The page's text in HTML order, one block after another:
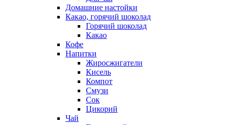
Домашние настойки
Какао, горячий шоколад
Горячий шоколад
Какао
Кофе
Напитки
Жиросжигатели
Кисель
Компот
Смузи
Сок
Цикорий
Чай